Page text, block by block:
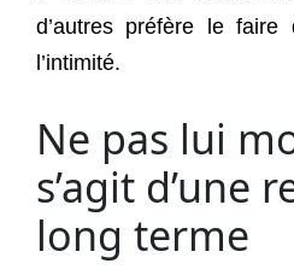
d’autres préfère le
l’intimité.
Ne pas lui
s’agit d’une
long terme